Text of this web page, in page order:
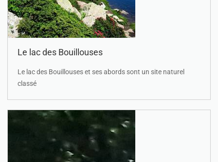
Le lac des Bouillouses
Le lac des Bouillouses et ses abords sont un site naturel
classé